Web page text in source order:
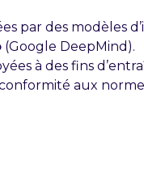
par des
(Google DeepMind).
à des fins
aux